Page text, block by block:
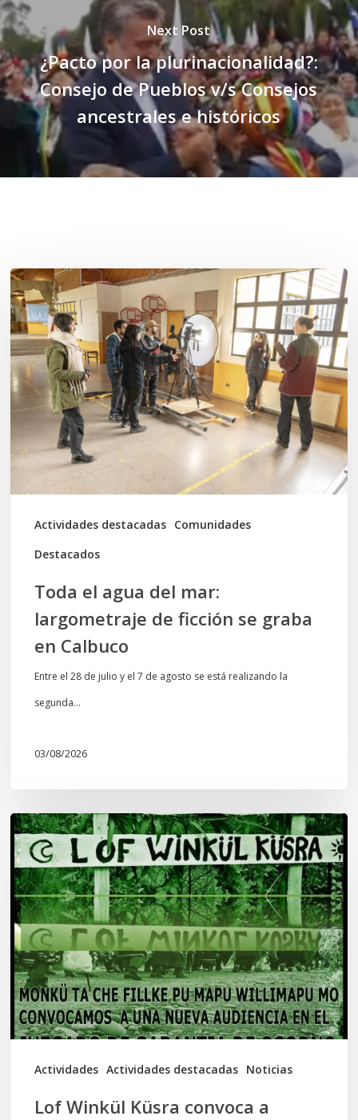
Next Post
¿Pacto por la plurinacionalidad?:
Consejo de Pueblos v/s Consejos
ancestrales e históricos
Actividades destacadas Comunidades
Destacados
Toda
el
agua
del
mar:
largometraje
de
ficción
se
graba
Toda el agua del mar:
largometraje de ficción se graba
en Calbuco
Entre el 28 de julio y el 7 de agosto se está realizando la
segunda…
03/08/2026
Actividades Actividades destacadas Noticias
Lof
Winkül
Küsra
convoca
a
apoyar
audiencia
en
Juzgado
Lof Winkül Küsra convoca a